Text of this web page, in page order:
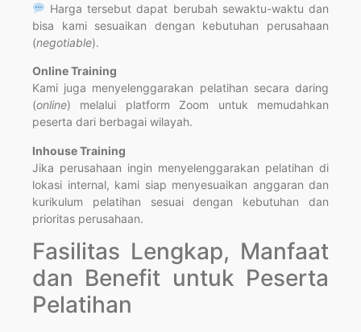
Harga tersebut dapat berubah sewaktu-waktu dan
bisa kami sesuaikan dengan kebutuhan perusahaan
(negotiable).
Online Training
Kami juga menyelenggarakan pelatihan secara daring
(online) melalui platform Zoom untuk memudahkan
peserta dari berbagai wilayah.
Inhouse Training
Jika perusahaan ingin menyelenggarakan pelatihan di
lokasi internal, kami siap menyesuaikan anggaran dan
kurikulum pelatihan sesuai dengan kebutuhan dan
prioritas perusahaan.
Fasilitas Lengkap, Manfaat
dan Benefit untuk Peserta
Pelatihan